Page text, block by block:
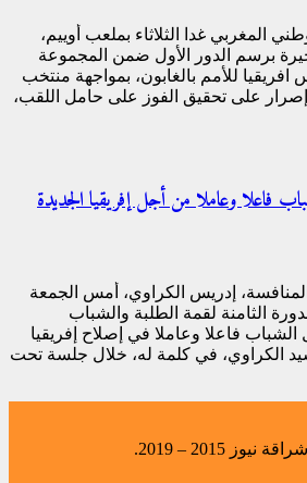
المغربي غدا الثلاثاء بملعب أوييم،
برسم الدور الأول ضمن المجموعة
افريقيا للأمم بالغابون، بمواجهة منتخب
على تحقيق الفوز على حامل اللقب،
فاعلا وعاملا من أجل إفريقيا الجديدة
إدريس الكراوي، أمس الجمعة
الثامنة لقمة الطلبة والشباب
الشباب فاعلا وعاملا في إصلاح إفريقيا
الكراوي، في كلمة له، خلال جلسة تحت
2015 – 2019.